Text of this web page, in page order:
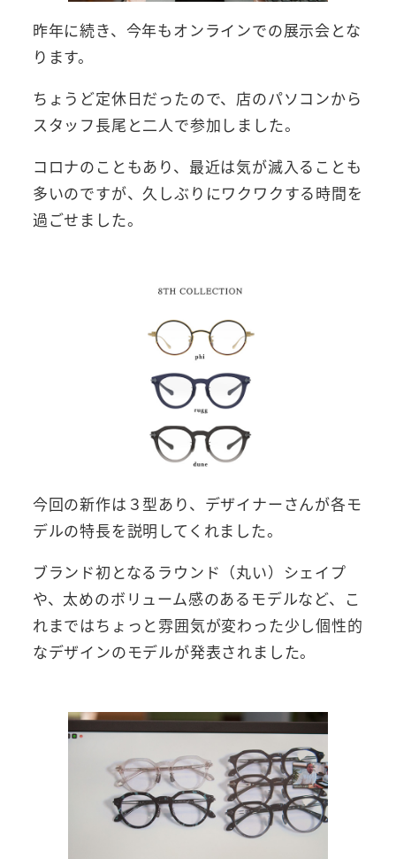
昨年に続き、今年もオンラインでの展示会とな
ります。
ちょうど定休日だったので、店のパソコンから
スタッフ長尾と二人で参加しました。
コロナのこともあり、最近は気が滅入ることも
多いのですが、久しぶりにワクワクする時間を
過ごせました。
今回の新作は３型あり、デザイナーさんが各モ
デルの特長を説明してくれました。
ブランド初となるラウンド（丸い）シェイプ
や、太めのボリューム感のあるモデルなど、こ
れまではちょっと雰囲気が変わった少し個性的
なデザインのモデルが発表されました。